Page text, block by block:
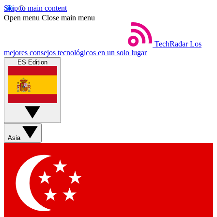
Skip to main content
Open menu Close main menu
TechRadar Los
mejores consejos tecnológicos en un solo lugar
ES Edition
Asia